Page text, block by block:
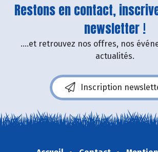
Restons en contact,
newsletter !
....et retrouvez nos offres, nos
actualités.
Inscription